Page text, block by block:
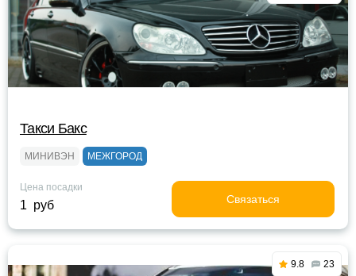
Такси Бакс
МИНИВЭН МЕЖГОРОД
Цена посадки
1 руб Связаться
9.8 23